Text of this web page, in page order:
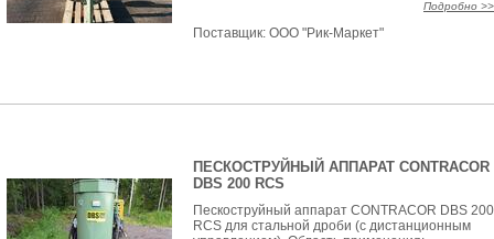
Подробно >>
Поставщик: ООО "Рик-Маркет"
ПЕСКОСТРУЙНЫЙ АППАРАТ CONTRACOR
DBS 200 RCS
Пескоструйный аппарат CONTRACOR DBS 200
RCS для стальной дроби (с дистанционным